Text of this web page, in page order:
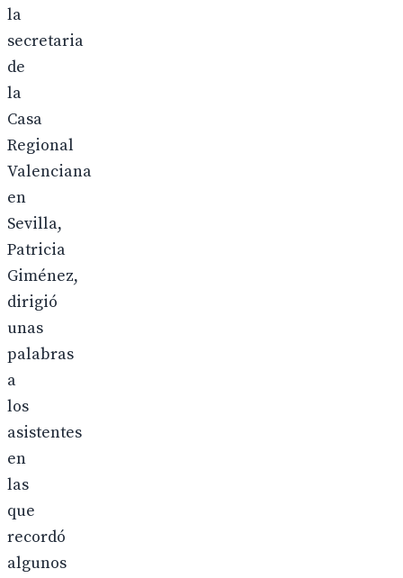
la
secretaria
de
la
Casa
Regional
Valenciana
en
Sevilla,
Patricia
Giménez,
dirigió
unas
palabras
a
los
asistentes
en
las
que
recordó
algunos